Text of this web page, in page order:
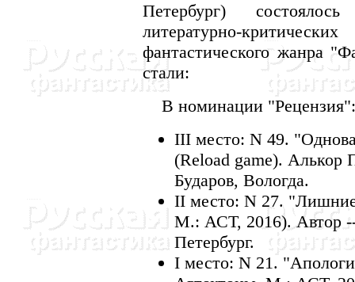
Петербург)
литературно-
фантастического жанра
стали:
В номинации "Рецензия":
III место: N 49.
(Reload game). Алькор
Бударов, Вологда.
II место: N 27.
М.: АСТ, 2016). Автор
Петербург.
I место: N 21.